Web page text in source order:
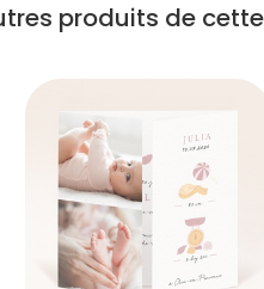
produits de